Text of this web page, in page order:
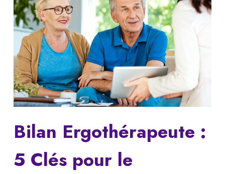
Bilan Ergothérapeute :
5 Clés pour le